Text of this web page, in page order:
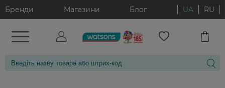
Бренди Магазини Блог UA RU